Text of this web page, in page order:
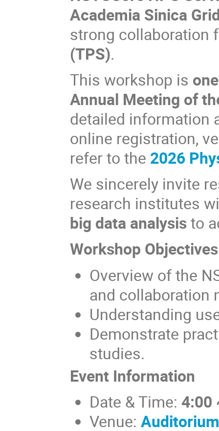
Academia Sinica
strong collaboration
(TPS).
This workshop is
Annual Meeting of
detailed information
online registration,
refer to the 2026
We sincerely invite
research institutes
big data analysisto
Workshop Objectives
Overview of the
and collaboration
Understanding
Demonstrate
studies.
Event Information
Date & Time: 4:00
Venue: